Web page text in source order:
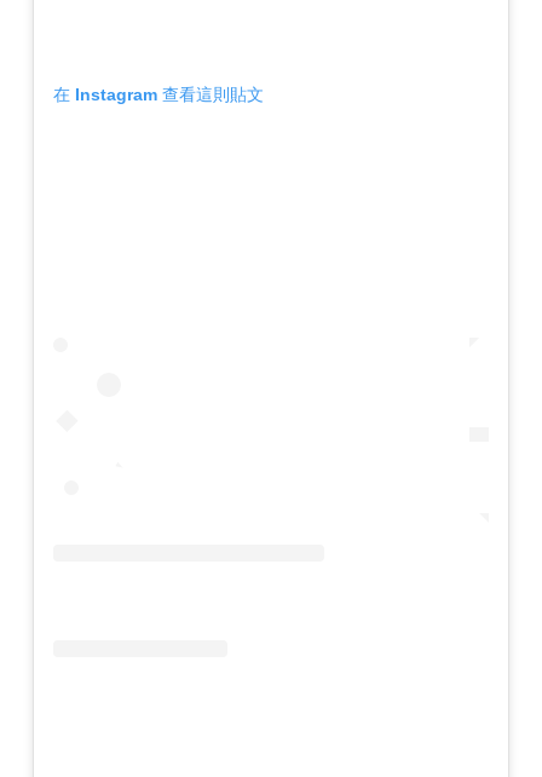
在 Instagram 查看這則貼文